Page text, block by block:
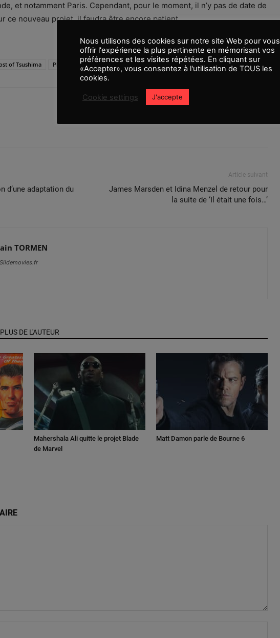
et notamment Paris. Cependant, pour le moment, il n’y pas de date de
ce nouveau projet, il faudra être encore patient.
of Tsushima Playstation
d’une adaptation du
Article suivant
James Marsden et Idina Menzel de retour pour
la suite de ‘Il était une fois…’
TORMEN
PLUS DE L'AUTEUR
Mahershala Ali quitte le projet Blade
de Marvel
Matt Damon parle de Bourne 6
Nous utilisons des cookies sur notre site Web pour vous
offrir l'expérience la plus pertinente en mémorisant vos
préférences et les visites répétées. En cliquant sur
«Accepter», vous consentez à l'utilisation de TOUS les
cookies.
Cookie settings J'accepte